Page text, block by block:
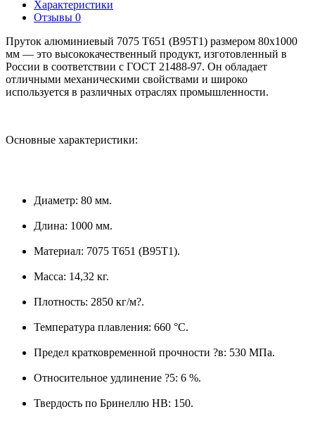
Характеристики
Отзывы 0
Пруток алюминиевый 7075 Т651 (В95Т1) размером 80х1000
мм — это высококачественный продукт, изготовленный в
России в соответствии с ГОСТ 21488-97. Он обладает
отличными механическими свойствами и широко
используется в различных отраслях промышленности.
Основные характеристики:
Диаметр: 80 мм.
Длина: 1000 мм.
Материал: 7075 Т651 (В95Т1).
Масса: 14,32 кг.
Плотность: 2850 кг/м?.
Температура плавления: 660 °C.
Предел кратковременной прочности ?в: 530 МПа.
Относительное удлинение ?5: 6 %.
Твердость по Бринеллю HB: 150.